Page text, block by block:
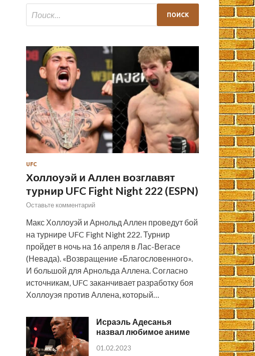
UFC
Холлоуэй и Аллен возглавят
турнир UFC Fight Night 222 (ESPN)
Оставьте комментарий
Макс Холлоуэй и Арнольд Аллен проведут бой
на турнире UFC Fight Night 222. Турнир
пройдет в ночь на 16 апреля в Лас-Вегасе
(Невада). «Возвращение «Благословенного».
И большой для Арнольда Аллена. Согласно
источникам, UFC заканчивает разработку боя
Холлоуэя против Аллена, который…
Исраэль Адесанья
назвал любимое аниме
01.02.2023